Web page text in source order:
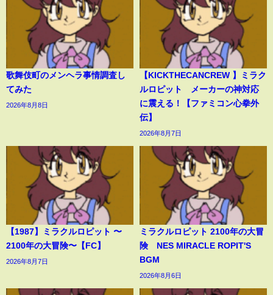
歌舞伎町のメンヘラ事情調査し
てみた
2026年8月8日
【KICKTHECANCREW 】ミラク
ルロピット メーカーの神対応
に震える！【ファミコン心拳外
伝】
2026年8月7日
【1987】ミラクルロピット 〜
2100年の大冒険〜【FC】
2026年8月7日
ミラクルロピット 2100年の大冒
険 NES MIRACLE ROPIT'S
BGM
2026年8月6日